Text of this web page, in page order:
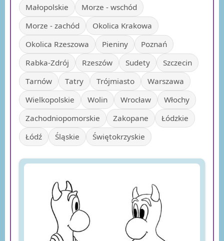
Małopolskie
Morze - wschód
Morze - zachód
Okolica Krakowa
Okolica Rzeszowa
Pieniny
Poznań
Rabka-Zdrój
Rzeszów Sudety
Szczecin
Tarnów
Tatry Trójmiasto
Warszawa
Wielkopolskie
Wolin Wrocław
Włochy
Zachodniopomorskie
Zakopane
Łódzkie
Łódź
Śląskie Świętokrzyskie